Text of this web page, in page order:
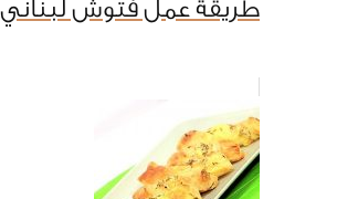
طريقة عمل فتوش لبناني